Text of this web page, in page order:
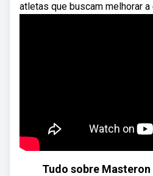
atletas que buscam melhorar a
Tudo sobre